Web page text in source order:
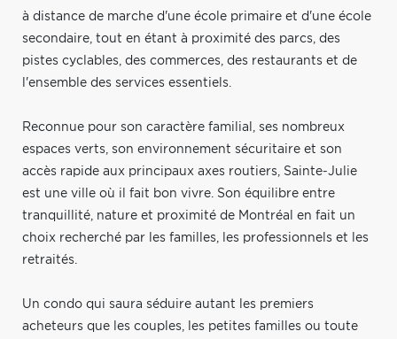
à distance de marche d'une école primaire et d'une école
secondaire, tout en étant à proximité des parcs, des
pistes cyclables, des commerces, des restaurants et de
l'ensemble des services essentiels.
Reconnue pour son caractère familial, ses nombreux
espaces verts, son environnement sécuritaire et son
accès rapide aux principaux axes routiers, Sainte-Julie
est une ville où il fait bon vivre. Son équilibre entre
tranquillité, nature et proximité de Montréal en fait un
choix recherché par les familles, les professionnels et les
retraités.
Un condo qui saura séduire autant les premiers
acheteurs que les couples, les petites familles ou toute